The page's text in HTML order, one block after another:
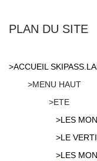
PLAN DU SITE
>ACCUEIL
>MENU HAUT
>ETE
>LES
>LE
>LES